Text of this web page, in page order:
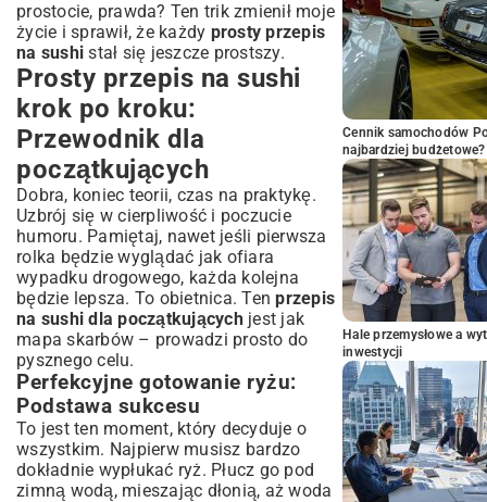
prostocie, prawda? Ten trik zmienił moje
życie i sprawił, że każdy prosty przepis
na sushi stał się jeszcze prostszy.
Prosty przepis na sushi
krok po kroku:
Przewodnik dla
początkujących
Dobra, koniec teorii, czas na praktykę.
Uzbrój się w cierpliwość i poczucie
humoru. Pamiętaj, nawet jeśli pierwsza
rolka będzie wyglądać jak ofiara
wypadku drogowego, każda kolejna
będzie lepsza. To obietnica. Tenprzepis
na sushi dla początkującychjest jak
mapa skarbów – prowadzi prosto do
pysznego celu.
Perfekcyjne gotowanie ryżu:
Podstawa sukcesu
To jest ten moment, który decyduje o
wszystkim. Najpierw musisz bardzo
dokładnie wypłukać ryż. Płucz go pod
zimną wodą, mieszając dłonią, aż woda
Cennik samochodów
najbardziej budżetowe?
Hale przemysłowe a
inwestycji